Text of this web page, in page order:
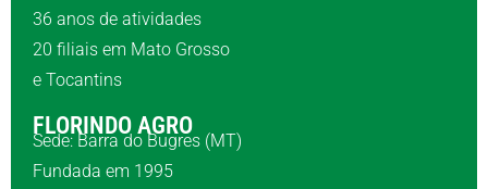
36 anos de atividades
20 filiais em Mato Grosso
e Tocantins
FLORINDO AGRO
Sede: Barra do Bugres (MT)
Fundada em 1995